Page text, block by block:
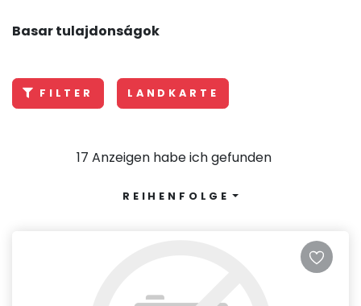
Basar tulajdonságok
FILTER LANDKARTE
17 Anzeigen habe ich gefunden
REIHENFOLGE